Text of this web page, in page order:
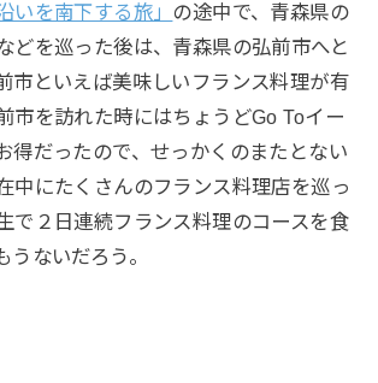
いを南下する旅」 の途中で、青森県の
どを巡った後は、青森県の弘前市へと
市といえば美味しいフランス料理が有
市を訪れた時にはちょうどGo Toイー
得だったので、せっかくのまたとない
中にたくさんのフランス料理店を巡っ
で２日連続フランス料理のコースを食
うないだろう。